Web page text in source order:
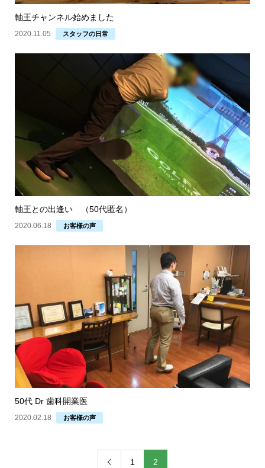
軸王チャンネル始めました
2020.11.05 スタッフの日常
軸王との出逢い （50代匿名）
2020.06.18 お客様の声
50代 Dr 歯科開業医
2020.02.18 お客様の声
 1 2